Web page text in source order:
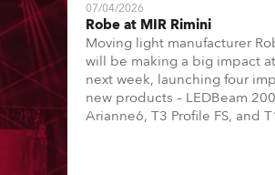
07/04/2026
Robe at MIR Rimini
Moving light manufacturer
will be making a big impact
next week, launching four
new products – LEDBeam
Arianne6, T3 Profile FS, and